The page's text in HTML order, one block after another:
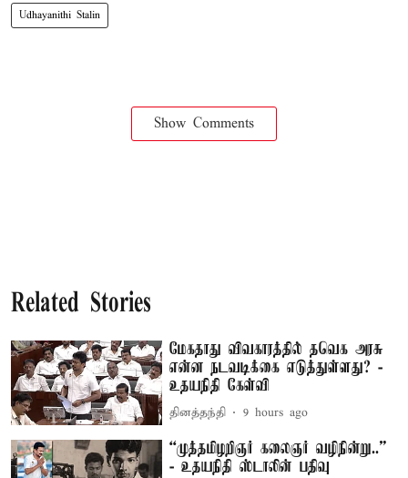
Udhayanithi Stalin
Show Comments
Related Stories
மேகதாது விவகாரத்தில் தவெக அரசு
என்ன நடவடிக்கை எடுத்துள்ளது? -
உதயநிதி கேள்வி
தினத்தந்தி 9 hours ago
“முத்தமிழறிஞர் கலைஞர் வழிநின்று..”
- உதயநிதி ஸ்டாலின் பதிவு